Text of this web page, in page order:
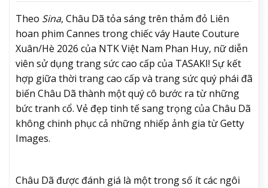
Theo Sina, Châu Dã tỏa sáng trên thảm đỏ Liên
hoan phim Cannes trong chiếc váy Haute Couture
Xuân/Hè 2026 của NTK Việt Nam Phan Huy, nữ diễn
viên sử dụng trang sức cao cấp của TASAKI! Sự kết
hợp giữa thời trang cao cấp và trang sức quý phái đã
biến Châu Dã thành một quý cô bước ra từ những
bức tranh cổ. Vẻ đẹp tinh tế sang trọng của Châu Dã
không chinh phục cả những nhiếp ảnh gia từ Getty
Images.
Châu Dã được đánh giá là một trong số ít các ngôi